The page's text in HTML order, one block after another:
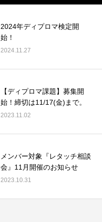
2024年ディプロマ検定開
始！
2024.11.27
【ディプロマ課題】募集開
始！締切は11/17(金)まで。
2023.11.02
メンバー対象『レタッチ相談
会』11月開催のお知らせ
2023.10.31